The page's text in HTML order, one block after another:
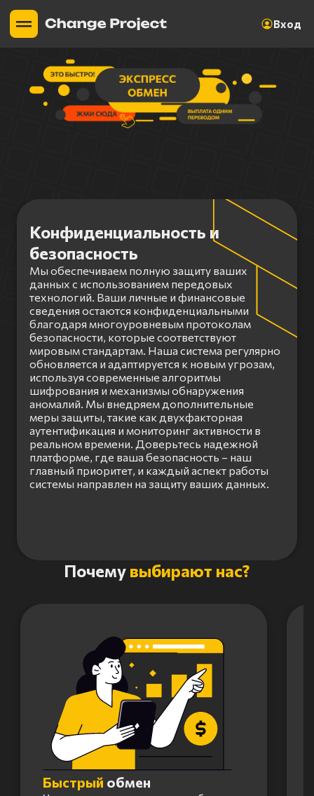
Вход
Конфиденциальность и
безопасность
Мы обеспечиваем полную защиту ваших
данных с использованием передовых
технологий. Ваши личные и финансовые
сведения остаются конфиденциальными
благодаря многоуровневым протоколам
безопасности, которые соответствуют
мировым стандартам. Наша система регулярно
обновляется и адаптируется к новым угрозам,
используя современные алгоритмы
шифрования и механизмы обнаружения
аномалий. Мы внедряем дополнительные
меры защиты, такие как двухфакторная
аутентификация и мониторинг активности в
реальном времени. Доверьтесь надежной
платформе, где ваша безопасность – наш
главный приоритет, и каждый аспект работы
системы направлен на защиту ваших данных.
Почему выбирают нас?
Быстрый обмен